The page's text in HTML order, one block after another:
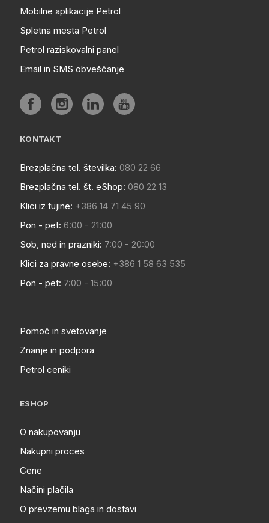
Mobilne aplikacije Petrol
Spletna mesta Petrol
Petrol raziskovalni panel
Email in SMS obveščanje
KONTAKT
Brezplačna tel. številka: 080 22 66
Brezplačna tel. št. eShop: 080 22 13
Klici iz tujine: +386 14 71 45 90
Pon - pet: 6:00 - 21:00
Sob, ned in prazniki: 7:00 - 20:00
Klici za pravne osebe: +386 1 58 63 535
Pon - pet: 7:00 - 15:00
Pomoč in svetovanje
Znanje in podpora
Petrol ceniki
ESHOP
O nakupovanju
Nakupni proces
Cene
Načini plačila
O prevzemu blaga in dostavi